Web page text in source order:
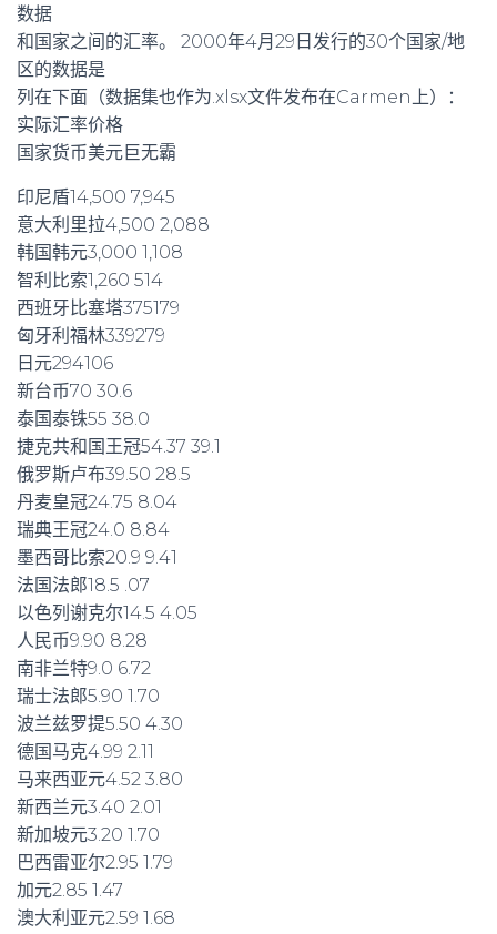
数据
和国家之间的汇率。 2000年4月29日发行的30个国家/地
区的数据是
列在下面（数据集也作为.xlsx文件发布在Carmen上）：
实际汇率价格
国家货币美元巨无霸
印尼盾14,500 7,945
意大利里拉4,500 2,088
韩国韩元3,000 1,108
智利比索1,260 514
西班牙比塞塔375179
匈牙利福林339279
日元294106
新台币70 30.6
泰国泰铢55 38.0
捷克共和国王冠54.37 39.1
俄罗斯卢布39.50 28.5
丹麦皇冠24.75 8.04
瑞典王冠24.0 8.84
墨西哥比索20.9 9.41
法国法郎18.5 .07
以色列谢克尔14.5 4.05
人民币9.90 8.28
南非兰特9.0 6.72
瑞士法郎5.90 1.70
波兰兹罗提5.50 4.30
德国马克4.99 2.11
马来西亚元4.52 3.80
新西兰元3.40 2.01
新加坡元3.20 1.70
巴西雷亚尔2.95 1.79
加元2.85 1.47
澳大利亚元2.59 1.68